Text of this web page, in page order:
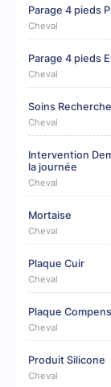
Parage 4 pieds
Cheval
Parage 4 pieds
Cheval
Soins
Cheval
Intervention
la journée
Cheval
Mortaise
Cheval
Plaque Cuir
Cheval
Plaque
Cheval
Produit Silicone
Cheval